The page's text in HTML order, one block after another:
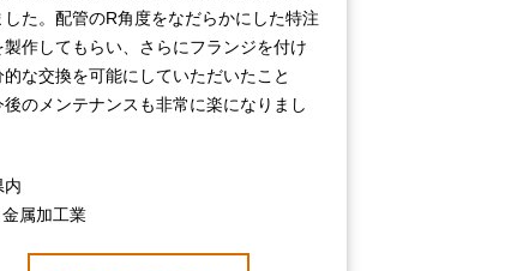
した。配管のR角度をなだらかにした特注
製作してもらい、さらにフランジを付け
的な交換を可能にしていただいたこと
後のメンテナンスも非常に楽になりまし
内
金属加工業